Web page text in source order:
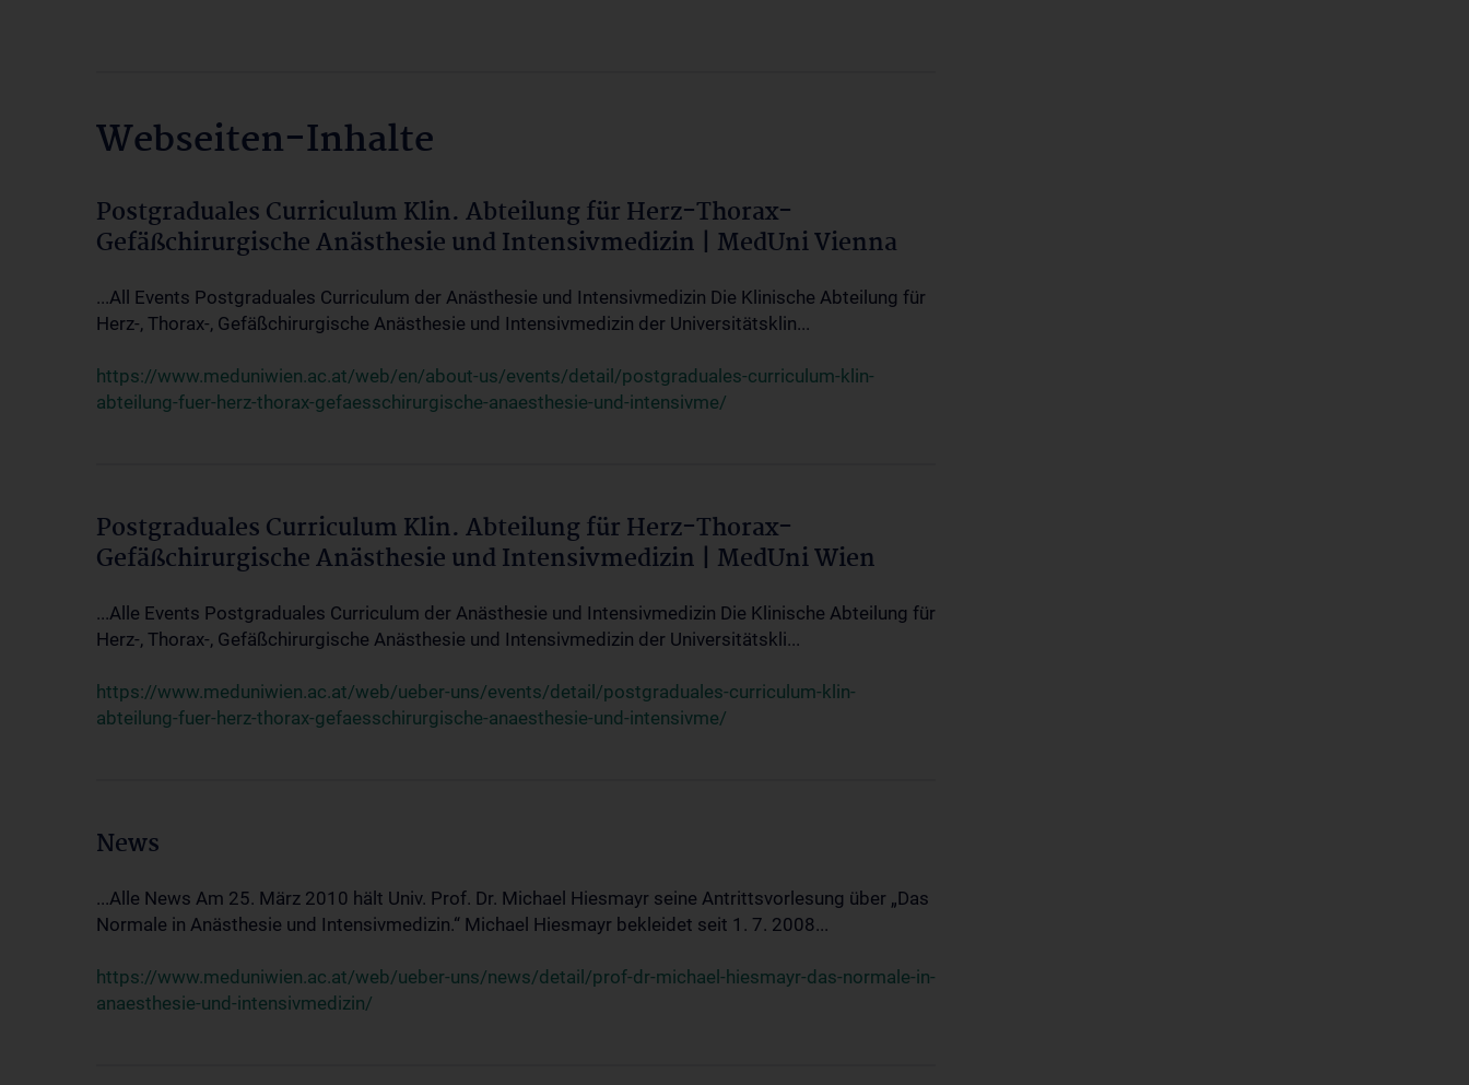
Webseiten-Inhalte
Postgraduales Curriculum Klin. Abteilung für Herz-Thorax-
Gefäßchirurgische Anästhesie und Intensivmedizin | MedUni Vienna
...All Events Postgraduales Curriculum der Anästhesie und Intensivmedizin Die Klinische Abteilung für
Herz-, Thorax-, Gefäßchirurgische Anästhesie und Intensivmedizin der Universitätsklin...
https://www.meduniwien.ac.at/web/en/about-us/events/detail/postgraduales-curriculum-klin-
abteilung-fuer-herz-thorax-gefaesschirurgische-anaesthesie-und-intensivme/
Postgraduales Curriculum Klin. Abteilung für Herz-Thorax-
Gefäßchirurgische Anästhesie und Intensivmedizin | MedUni Wien
...Alle Events Postgraduales Curriculum der Anästhesie und Intensivmedizin Die Klinische Abteilung für
Herz-, Thorax-, Gefäßchirurgische Anästhesie und Intensivmedizin der Universitätskli...
https://www.meduniwien.ac.at/web/ueber-uns/events/detail/postgraduales-curriculum-klin-
abteilung-fuer-herz-thorax-gefaesschirurgische-anaesthesie-und-intensivme/
News
...Alle News Am 25. März 2010 hält Univ. Prof. Dr. Michael Hiesmayr seine Antrittsvorlesung über „Das
Normale in Anästhesie und Intensivmedizin.“ Michael Hiesmayr bekleidet seit 1. 7. 2008...
https://www.meduniwien.ac.at/web/ueber-uns/news/detail/prof-dr-michael-hiesmayr-das-normale-in-
anaesthesie-und-intensivmedizin/